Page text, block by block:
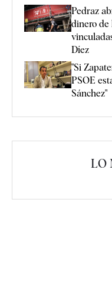
Pedraz
dinero de
Díez
"Si
PSOE
Sánchez"
LO